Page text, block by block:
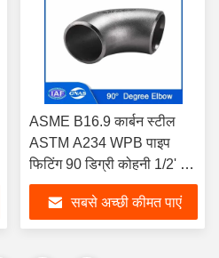
ASME B16.9 कार्बन स्टील
ASTM A234 WPB पाइप
फिटिंग 90 डिग्री कोहनी 1/2' से
48' इंच
सबसे अच्छी कीमत पाएं